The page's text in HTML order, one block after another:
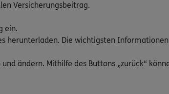
Versicherungsbeitrag.
ein.
herunterladen. Die wichtigsten
ändern. Mithilfe des Buttons „zurück“